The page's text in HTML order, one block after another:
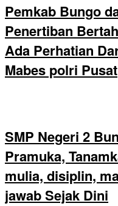
Pemkab Bungo
Penertiban
Ada Perhatian
Mabes polri Pusat
SMP Negeri 2
Pramuka,
mulia, disiplin,
jawab Sejak Dini